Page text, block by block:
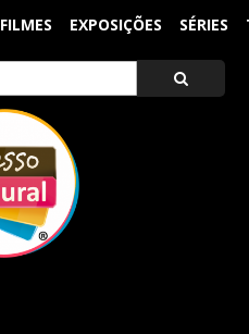
FILMES EXPOSIÇÕES SÉRIES